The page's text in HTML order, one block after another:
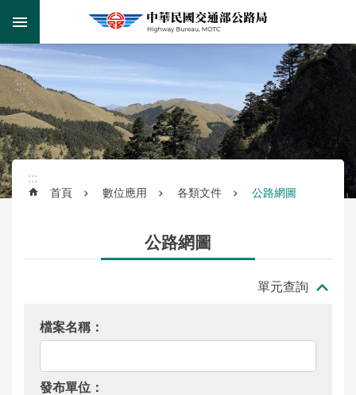
跳到主要內容區塊
跳
到
要
內
容
區
塊
階
搜
尋
服
公
路
:::
:::
:::
首頁 數位應用 各類文件 公路網圖
公路網圖
單元查詢